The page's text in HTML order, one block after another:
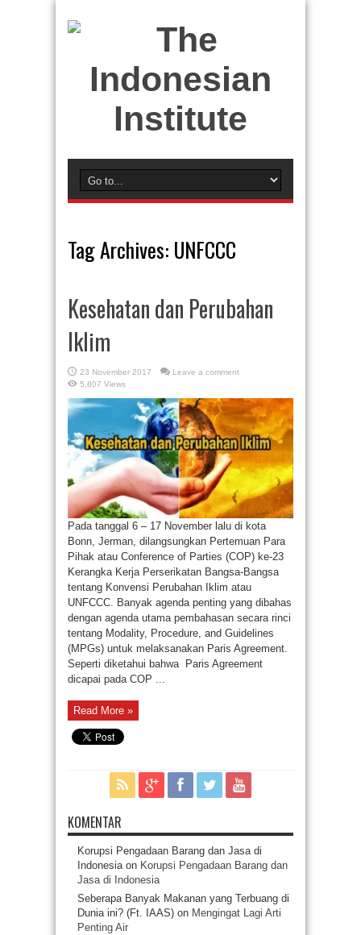
Tag Archives: UNFCCC
Kesehatan dan Perubahan
Iklim
23 November 2017
Leave a comment
5,807 Views
Pada tanggal 6 – 17 November lalu di kota
Bonn, Jerman, dilangsungkan Pertemuan Para
Pihak atau Conference of Parties (COP) ke-23
Kerangka Kerja Perserikatan Bangsa-Bangsa
tentang Konvensi Perubahan Iklim atau
UNFCCC. Banyak agenda penting yang dibahas
dengan agenda utama pembahasan secara rinci
tentang Modality, Procedure, and Guidelines
(MPGs) untuk melaksanakan Paris Agreement.
Seperti diketahui bahwa Paris Agreement
dicapai pada COP ...
Read More »
KOMENTAR
Korupsi Pengadaan Barang dan Jasa di
Indonesiaon Korupsi Pengadaan Barang dan
Jasa di Indonesia
Seberapa Banyak Makanan yang Terbuang di
Dunia ini? (Ft. IAAS) on Mengingat Lagi Arti
Penting Air